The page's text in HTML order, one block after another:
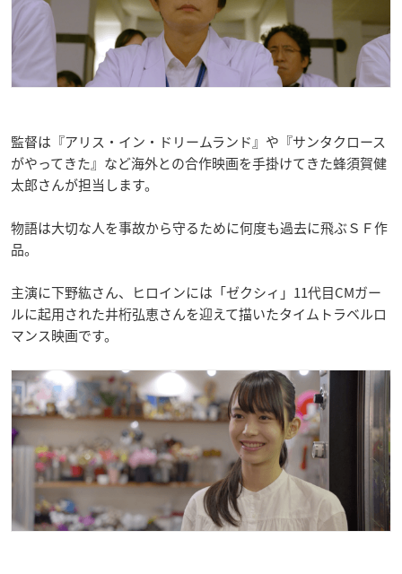
監督は『アリス・イン・ドリームランド』や『サンタクロース
がやってきた』など海外との合作映画を手掛けてきた蜂須賀健
太郎さんが担当します。
物語は大切な人を事故から守るために何度も過去に飛ぶＳＦ作
品。
主演に下野紘さん、ヒロインには「ゼクシィ」11代目CMガー
ルに起用された井桁弘恵さんを迎えて描いたタイムトラベルロ
マンス映画です。